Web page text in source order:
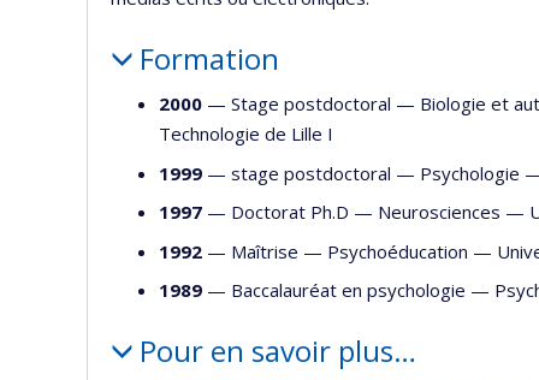
Formation
2000 — Stage postdoctoral — Biologie et
Technologie de Lille I
1999 — stage postdoctoral — Psychologie
1997 — Doctorat Ph.D — Neurosciences —
1992 — Maîtrise — Psychoéducation —
1989 — Baccalauréat en psychologie —
Pour en savoir plus…